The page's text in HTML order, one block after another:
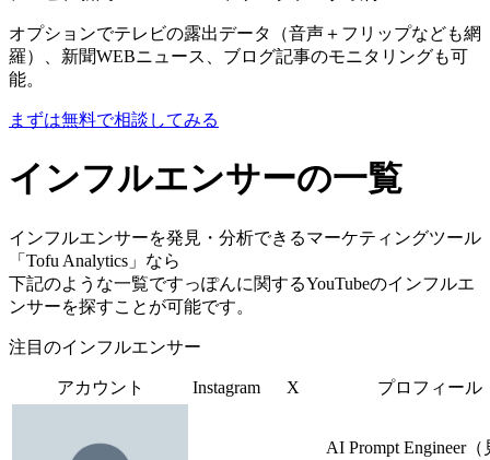
オプションでテレビの露出データ（音声＋フリップなども網
羅）、新聞WEBニュース、ブログ記事のモニタリングも可
能。
まずは無料で相談してみる
インフルエンサーの一覧
インフルエンサーを発見・分析できるマーケティングツール
「Tofu Analytics」なら
下記のような一覧ですっぽんに関するYouTubeのインフルエ
ンサーを探すことが可能です。
注目のインフルエンサー
アカウント Instagram X プロフィール
AI Prompt Engineer（